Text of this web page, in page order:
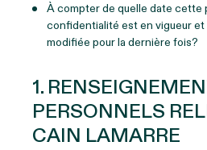
À compter de quelle date cette
confidentialité est en vigueur
modifiée pour la dernière fois?
1.
PERSONNELS
CAIN LAMARRE